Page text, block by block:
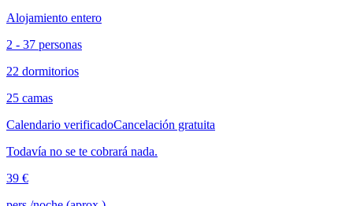
Alojamiento entero
2 - 37 personas
22 dormitorios
25 camas
Calendario verificadoCancelación gratuita
Todavía no se te cobrará nada.
39 €